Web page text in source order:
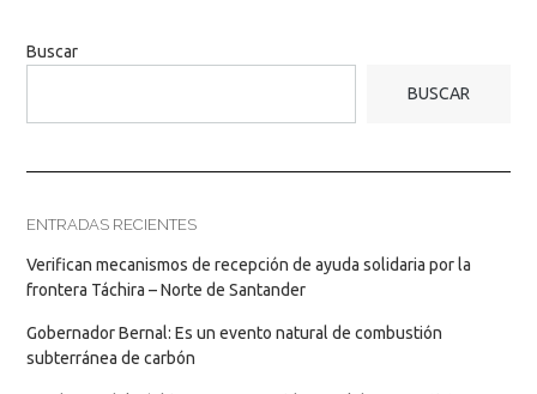
Buscar
BUSCAR
ENTRADAS RECIENTES
Verifican mecanismos de recepción de ayuda solidaria por la
frontera Táchira – Norte de Santander
Gobernador Bernal: Es un evento natural de combustión
subterránea de carbón